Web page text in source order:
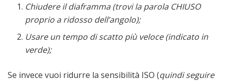
Chiudere il diaframma (trovi la parola CHIUSO
proprio a ridosso dell’angolo);
Usare un tempo di scatto più veloce (indicato in
verde);
Se invece vuoi ridurre la sensibilità ISO (quindi seguire